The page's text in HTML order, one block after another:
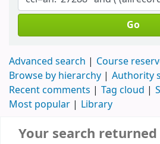
Go
Advanced search
Course
Browse by hierarchy
Authority
Recent comments
Tag cloud
Most popular
Library
Your search